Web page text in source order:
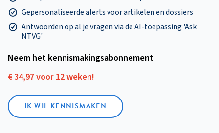
Gepersonaliseerde alerts voor artikelen en dossiers
Antwoorden op al je vragen via de AI-toepassing 'Ask
NTVG'
Neem het kennismakings­abonnement
€ 34,97 voor 12 weken!
IK WIL KENNISMAKEN